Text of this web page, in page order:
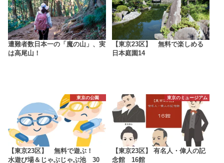
遭難者数日本一の「魔の山」、実
は高尾山！
【東京23区】 無料で楽しめる
日本庭園14
東京の公園
【東京23区】 無料で遊ぶ！
水遊び場＆じゃぶじゃぶ池 30
東京のミュージアム
【東京23区】 有名人・偉人の記
念館 16館